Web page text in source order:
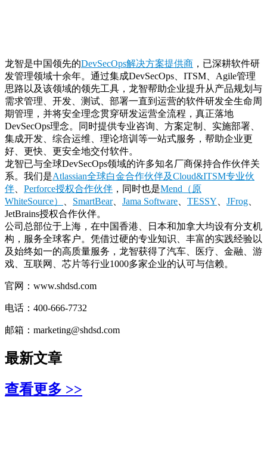
龙智是中国领先的DevSecOps解决方案提供商 ，已深耕软件研
发管理领域十余年。通过集成DevSecOps、ITSM、Agile管理
思路以及该领域的领先工具，龙智帮助企业提升从产品规划与
需求管理、开发、测试、部署一直到运营的软件研发全生命周
期管理，并将安全理念贯穿研发运营全流程，真正落地
DevSecOps理念。同时提供专业咨询、方案定制、实施部署、
集成开发、综合运维、理论培训等一站式服务，帮助企业更
好、更快、更安全地交付软件。
龙智已与全球DevSecOps领域的许多知名厂商保持合作伙伴关
系。我们是Atlassian全球白金合作伙伴及Cloud&ITSM专业伙
伴、 Perforce授权合作伙伴 ，同时也是Mend（原
WhiteSource）
、 SmartBear、 Jama Software、 TESSY、 JFrog、
JetBrains授权合作伙伴。
公司总部位于上海，在中国香港、日本和加拿大均设有分支机
构，服务全球客户。凭借过硬的专业知识、丰富的实践经验以
及始终如一的高质量服务，龙智获得了汽车、医疗、金融、游
戏、互联网、芯片等行业1000多家企业的认可与信赖。
官网：www.shdsd.com
电话：400-666-7732
邮箱：marketing@shdsd.com
最新文章
查看更多 >>